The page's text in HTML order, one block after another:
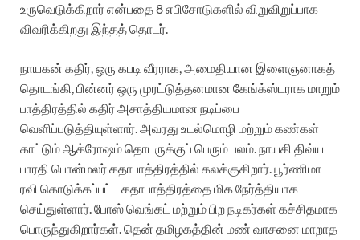
உருவெடுக்கிறார் என்பதை 8 எபிசோடுகளில் விறுவிறுப்பாக
விவரிக்கிறது இந்தத் தொடர்.
நாயகன் கதிர், ஒரு கபடி வீரராக, அமைதியான இளைஞனாகத்
தொடங்கி, பின்னர் ஒரு முரட்டுத்தனமான கேங்க்ஸ்டராக மாறும்
பாத்திரத்தில் கதிர் அசாத்தியமான நடிப்பை
வெளிப்படுத்தியுள்ளார். அவரது உடல்மொழி மற்றும் கண்கள்
காட்டும் ஆக்ரோஷம் தொடருக்குப் பெரும் பலம். நாயகி திவ்ய
பாரதி பொன்மலர் கதாபாத்திரத்தில் கலக்குகிறார். பூர்ணிமா
ரவி கொடுக்கப்பட்ட கதாபாத்திரத்தை மிக நேர்த்தியாக
செய்துள்ளார். போஸ் வெங்கட் மற்றும் பிற நடிகர்கள் கச்சிதமாக
பொருந்துகிறார்கள். தென் தமிழகத்தின் மண் வாசனை மாறாத